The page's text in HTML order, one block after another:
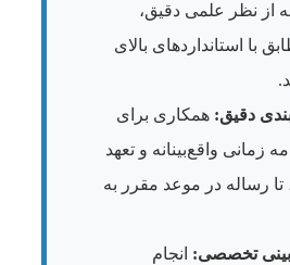
از نظر علمی دقیق،
با استانداردهای بالای
دقیق: همکاری برای
زمانی واقع‌بینانه و تعهد
تا رساله در موعد مقرر به
تخصصی: انجام